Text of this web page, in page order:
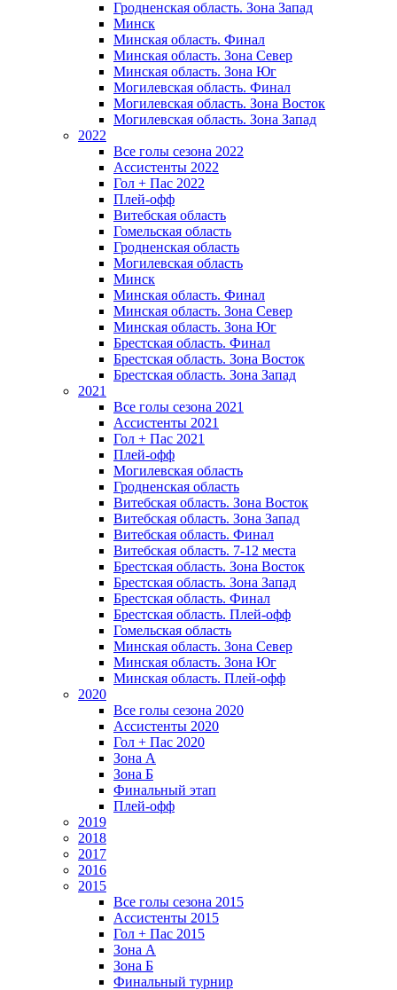
Гродненская область. Зона Запад
Минск
Минская область. Финал
Минская область. Зона Север
Минская область. Зона Юг
Могилевская область. Финал
Могилевская область. Зона Восток
Могилевская область. Зона Запад
2022
Все голы сезона 2022
Ассистенты 2022
Гол + Пас 2022
Плей-офф
Витебская область
Гомельская область
Гродненская область
Могилевская область
Минск
Mинская область. Финал
Минская область. Зона Север
Минская область. Зона Юг
Брестская область. Финал
Брестская область. Зона Восток
Брестская область. Зона Запад
2021
Все голы сезона 2021
Ассистенты 2021
Гол + Пас 2021
Плей-офф
Могилевская область
Гродненская область
Витебская область. Зона Восток
Витебская область. Зона Запад
Витебская область. Финал
Витебская область. 7-12 места
Брестская область. Зона Восток
Брестская область. Зона Запад
Брестская область. Финал
Брестская область. Плей-офф
Гомельская область
Минская область. Зона Север
Минская область. Зона Юг
Минская область. Плей-офф
2020
Все голы сезона 2020
Ассистенты 2020
Гол + Пас 2020
Зона А
Зона Б
Финальный этап
Плей-офф
2019
2018
2017
2016
2015
Все голы сезона 2015
Ассистенты 2015
Гол + Пас 2015
Зона А
Зона Б
Финальный турнир